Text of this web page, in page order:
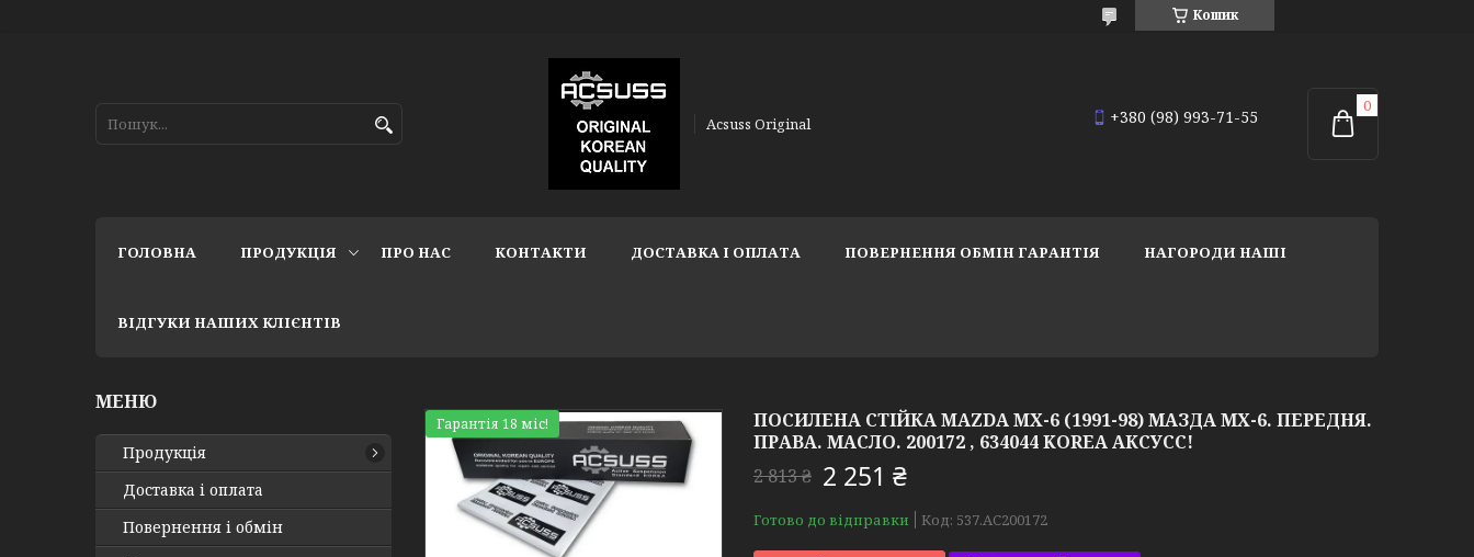
Кошик
Acsuss Original +380 (98) 993-71-55
ГОЛОВНА ПРОДУКЦІЯ ПРО НАС КОНТАКТИ ДОСТАВКА І ОПЛАТА ПОВЕРНЕННЯ ОБМІН ГАРАНТІЯ НАГОРОДИ НАШІ
ВІДГУКИ НАШИХ КЛІЄНТІВ
Гарантія 18 міс!
ПОСИЛЕНА СТІЙКА MAZDA MX-6 (1991-98) МАЗДА МХ-6. ПЕРЕДНЯ.
ПРАВА. МАСЛО. 200172 , 634044 KOREA АКСУСС!
2 813 ₴ 2 251 ₴
Готово до відправки Код: 537.AC200172
Продукція
Доставка і оплата
Повернення і обмін